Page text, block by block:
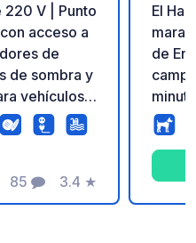
V | Punto
acceso a
de
de sombra y
vehículos
de débito
código QR
verde,
Eso es lo
85
Comentarios
3.4
Calificación
★
El
de
cruces
norte